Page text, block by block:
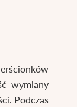
wymiany
Podczas